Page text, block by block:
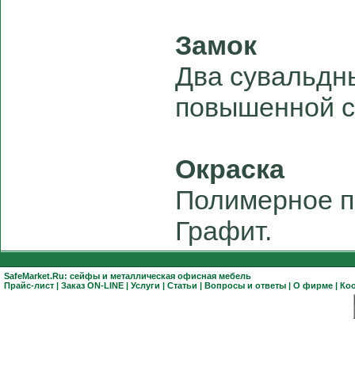
Замок
Два
повышенной
Окраска
Полимерное
Графит.
SafeMarket.Ru: сейфы и металлическая офисная мебель
Прайс-лист | Заказ ON-LINE | Услуги | Статьи | Вопросы и ответы | О фирме |